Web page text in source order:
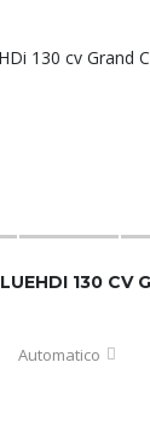
Automatico